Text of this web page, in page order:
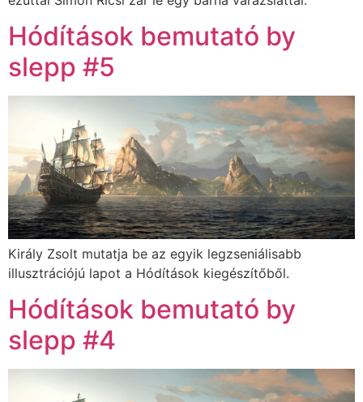
Hódítások bemutató by
slepp #5
Király Zsolt mutatja be az egyik legzseniálisabb
illusztrációjú lapot a Hódítások kiegészítőből.
Hódítások bemutató by
slepp #4